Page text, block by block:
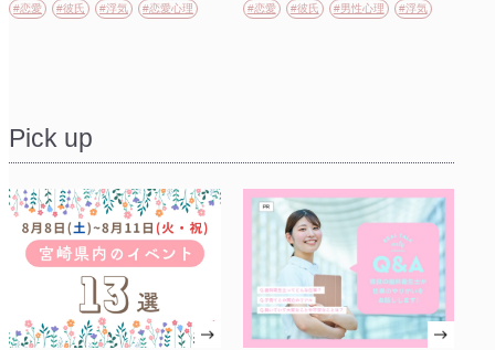
#恋愛 #彼氏 #浮気 #恋愛心理 #恋愛 #彼氏 #男性心理 #浮気
Pick up